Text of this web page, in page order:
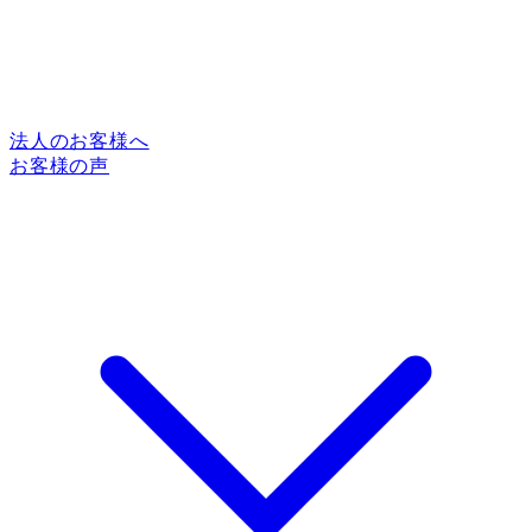
法人のお客様へ
お客様の声